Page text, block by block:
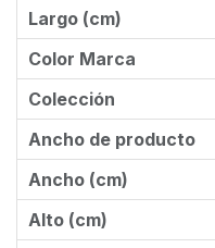
Largo (cm)
Color Marca
Colección
Ancho de producto
Ancho (cm)
Alto (cm)